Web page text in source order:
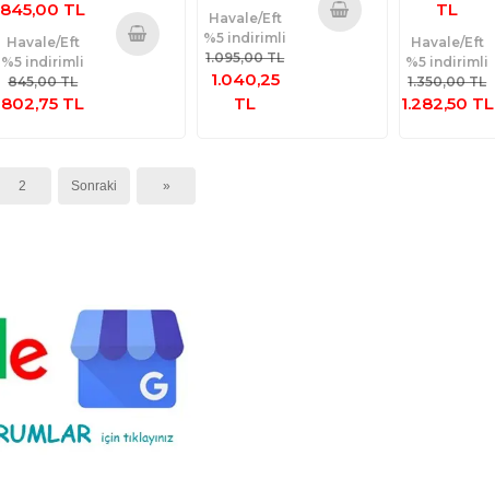
845,00 TL
Havale/Eft
%5 indirimli
845,00 TL
802,75 TL
Havale/Eft
%5 indirimli
1.095,00 TL
1.040,25
TL
TL
Havale/Eft
%5 indirimli
1.350,00 TL
1.282,50 TL
2 Sonraki »